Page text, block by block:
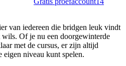
van iedereen die bridgen leuk vindt
Of je nu een doorgewinterde
met de cursus, er zijn altijd
eigen niveau kunt spelen.